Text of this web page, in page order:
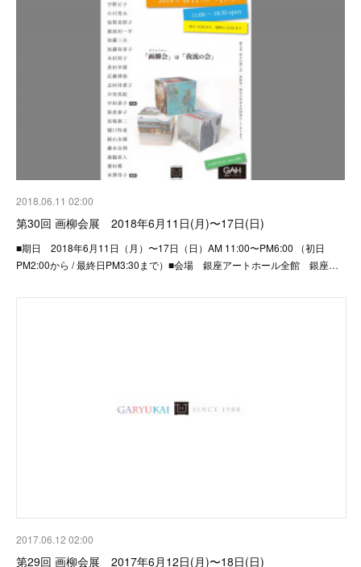
2018.06.11 02:00
第30回 画柳会展 2018年6月11日(月)〜17日(日)
■期日 2018年6月11日（月）〜17日（日）AM 11:00〜PM6:00 （初日
PM2:00から / 最終日PM3:30まで）■会場 銀座アートホール全館 銀座…
2017.06.12 02:00
第29回 画柳会展 2017年6月12日(月)〜18日(日)